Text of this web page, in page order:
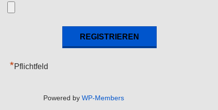
*Pflichtfeld
Powered by WP-Members